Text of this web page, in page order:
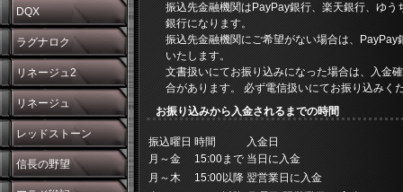
DQX
ラグナロク
リネージュ2
リネージュ
レッドストーン
信長の野望
振込先金融機関はPayPay銀行、楽天銀行、ゆう
銀行になります。
振込先金融機関にご希望がない場合は、PayPay
いたします。
文書扱いにてお振り込みになった場合は、入金
合があります。 必ず電信扱いにてお振り込みく
お振り込みから入金されるまでの時間
振込曜日 時間
入金日
月～金
15:00まで 当日に入金
月～木
15:00以降 翌営業日に入金